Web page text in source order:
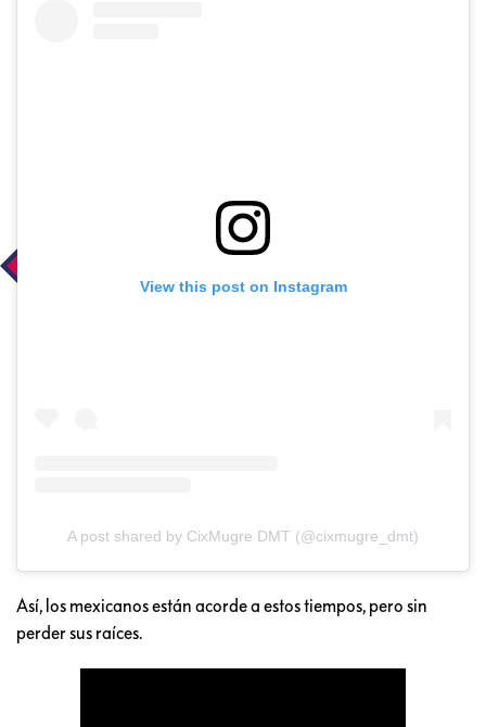
View this post on Instagram
A post shared by CixMugre DMT (@cixmugre_dmt)
Así, los mexicanos están acorde a estos tiempos, pero sin
perder sus raíces.